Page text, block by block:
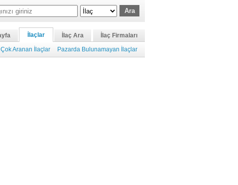
İlaçlar İlaç Ara
İlaç Firmaları
Çok Aranan İlaçlar Pazarda Bulunamayan İlaçlar